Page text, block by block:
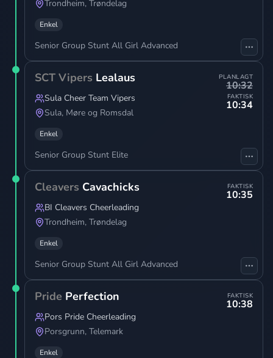
Trondheim, Trøndelag
Enkel
Senior Group Stunt All Girl Advanced
PLANLAGT
10:32
FAKTISK
10:34
SCT Vipers Lealaus
Sula Cheer Team Vipers
Sula, Møre og Romsdal
Enkel
Senior Group Stunt Elite
FAKTISK
10:35
Cleavers Cavachicks
BI Cleavers Cheerleading
Trondheim, Trøndelag
Enkel
Senior Group Stunt All Girl Advanced
FAKTISK
10:38
Pride Perfection
Pors Pride Cheerleading
Porsgrunn, Telemark
Enkel